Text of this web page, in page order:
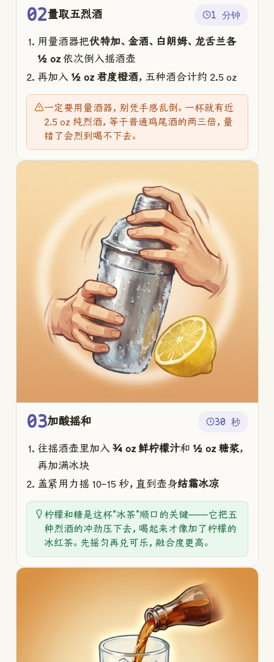
02量取五烈酒 1 分钟
用量酒器把伏特加、金酒、白朗姆、龙舌兰各
½ oz依次倒入摇酒壶
再加入 ½ oz 君度橙酒，五种酒合计约 2.5 oz
一定要用量酒器，别凭手感乱倒。一杯就有近
2.5 oz 纯烈酒，等于普通鸡尾酒的两三倍，量
错了会烈到喝不下去。
03加酸摇和 30 秒
往摇酒壶里加入¾ oz 鲜柠檬汁和 ½ oz 糖浆，
再加满冰块
盖紧用力摇 10–15 秒，直到壶身结霜冰凉
柠檬和糖是这杯"冰茶"顺口的关键——它把五
种烈酒的冲劲压下去，喝起来才像加了柠檬的
冰红茶。先摇匀再兑可乐，融合度更高。